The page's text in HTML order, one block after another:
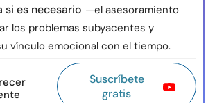
si es necesario —el asesoramiento
los problemas subyacentes y
vínculo emocional con el tiempo.
Suscríbete
gratis